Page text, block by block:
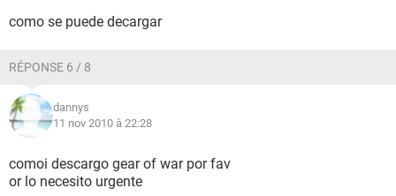
como se puede decargar
RÉPONSE 6 / 8
dannys
11 nov 2010 à 22:28
comoi descargo gear of war por fav
or lo necesito urgente